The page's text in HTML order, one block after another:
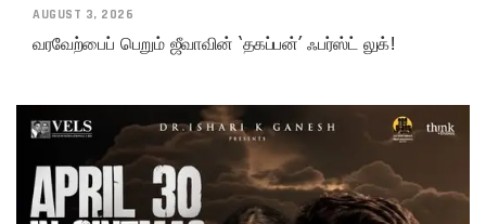
AUGUST 3, 2026
வரவேற்பைப் பெறும் ஜீவாவின் ‘தகப்பன்’ ஃபர்ஸ்ட் லுக்!